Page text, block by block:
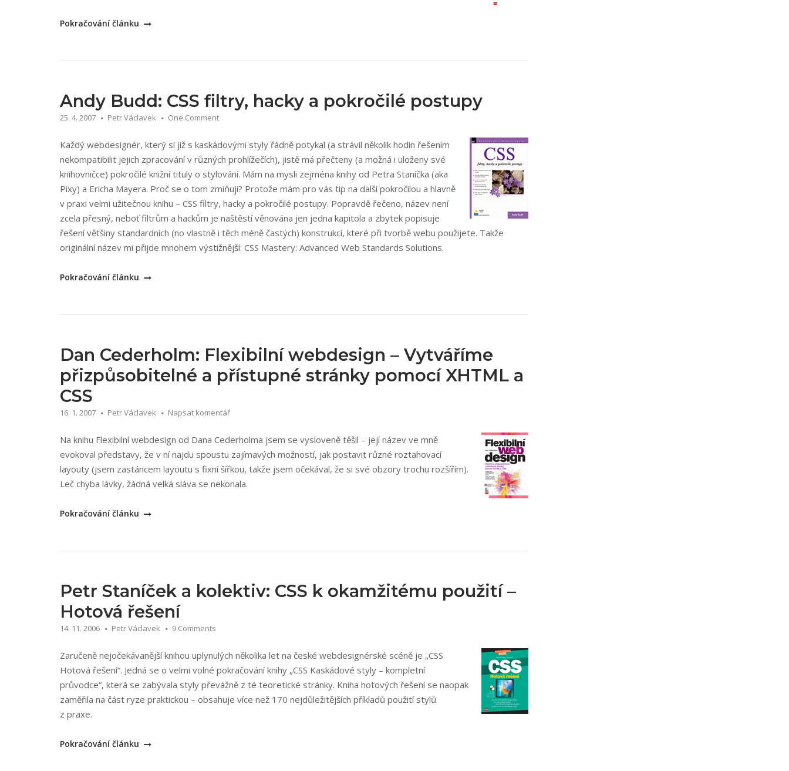
„Jiří
Kapesní
Pokračování článku
Andy Budd: CSS filtry, hacky a pokročilé postupy
25. 4. 2007 Petr Václavek One Comment
Každý webdesignér, který si již s kaskádovými styly řádně potykal (a strávil několik hodin řešením
nekompatibilit jejich zpracování v různých prohlížečích), jistě má přečteny (a možná i uloženy své
knihovničce) pokročilé knižní tituly o stylování. Mám na mysli zejména knihy od Petra Staníčka (aka
Pixy) a Ericha Mayera. Proč se o tom zmiňuji? Protože mám pro vás tip na další pokročilou a hlavně
v praxi velmi užitečnou knihu – CSS filtry, hacky a pokročilé postupy. Popravdě řečeno, název není
zcela přesný, neboť filtrům a hackům je naštěstí věnována jen jedna kapitola a zbytek popisuje
řešení většiny standardních (no vlastně i těch méně častých) konstrukcí, které při tvorbě webu použijete. Takže
originální název mi přijde mnohem výstižnější: CSS Mastery: Advanced Web Standards Solutions.
„Andy
a
pokročilé
postupy“
Pokračování článku
Dan Cederholm: Flexibilní webdesign – Vytváříme
přizpůsobitelné a přístupné stránky pomocí XHTML a
CSS
16. 1. 2007 Petr Václavek Napsat komentář
Na knihu Flexibilní webdesign od Dana Cederholma jsem se vysloveně těšil – její název ve mně
evokoval představy, že v ní najdu spoustu zajímavých možností, jak postavit různé roztahovací
layouty (jsem zastáncem layoutu s fixní šířkou, takže jsem očekával, že si své obzory trochu rozšířím).
Leč chyba lávky, žádná velká sláva se nekonala.
„Dan
Vytváříme
a
přístupné
pomocí
XHTML
a
CSS“
Pokračování článku
Petr Staníček a kolektiv: CSS k okamžitému použití –
Hotová řešení
14. 11. 2006 Petr Václavek 9 Comments
Zaručeně nejočekávanější knihou uplynulých několika let na české webdesignérské scéně je „CSS
Hotová řešení“. Jedná se o velmi volné pokračování knihy „CSS Kaskádové styly – kompletní
průvodce“, která se zabývala styly převážně z té teoretické stránky. Kniha hotových řešení se naopak
zaměřila na část ryze praktickou – obsahuje více než 170 nejdůleži­tějších příkladů použití stylů
z praxe.
„Petr
Pokračování článku